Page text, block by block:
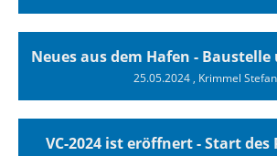
Neues aus dem Hafen -
25.05.2024, Krimmel Stefan
VC-2024 ist eröffnert - Start des